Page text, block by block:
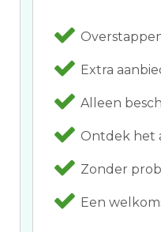
Extra
Alleen
Ontdek het
Zonder
Een